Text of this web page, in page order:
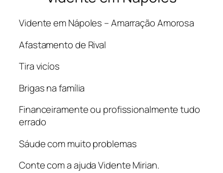
Vidente em Nápoles – Amarração Amorosa
Afastamento de Rival
Tira vicíos
Brigas na família
Financeiramente ou profissionalmente tudo
errado
Sáude com muito problemas
Conte com a ajuda Vidente Mirian.